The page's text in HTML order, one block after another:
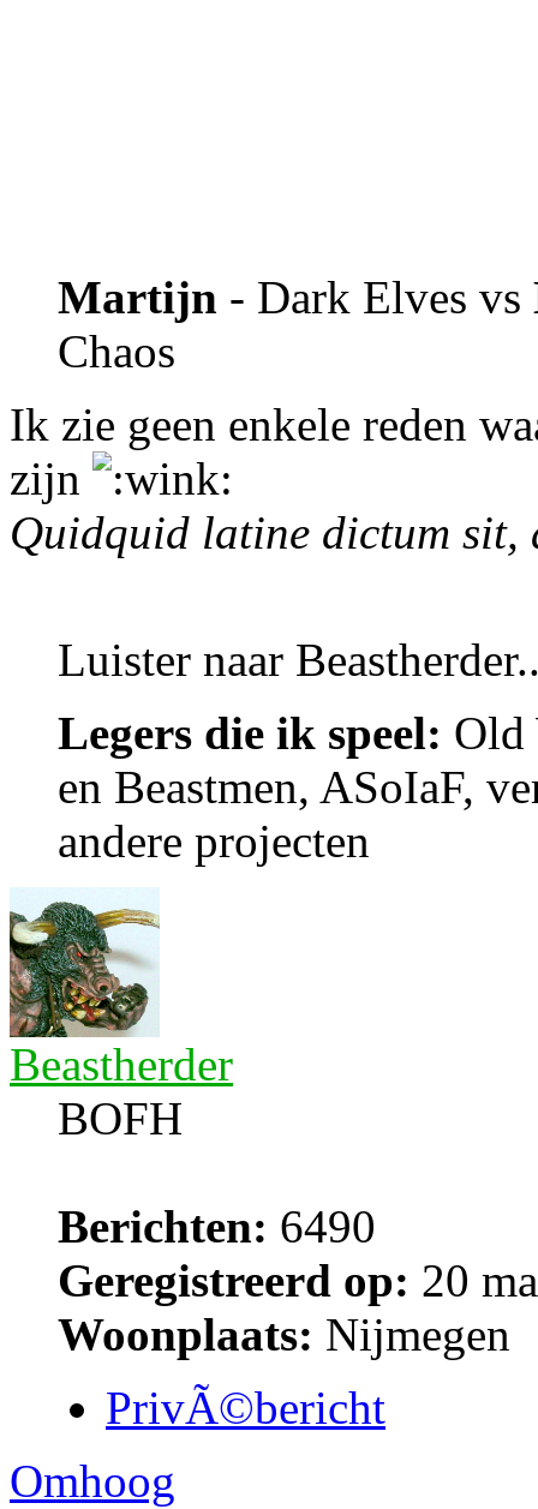
Martijn - Dark Elves vs
Chaos
Ik zie geen enkele reden
zijn
Quidquid latine dictum sit,
Luister naar
Legers die ik speel: Old
en Beastmen, ASoIaF,
andere projecten
Beastherder
BOFH
Berichten: 6490
Geregistreerd op: 20
Woonplaats: Nijmegen
PrivÃ©bericht
Omhoog